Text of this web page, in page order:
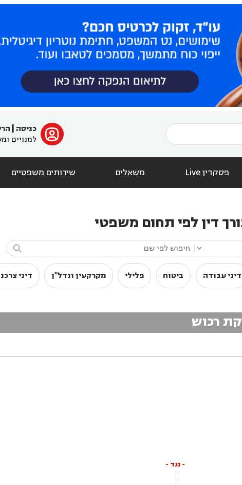
ﱐ כניסה
למנויים
פסקדין Live משאלים שירותים משפטיים
דין לפי תחום משפטי

דיני עבודה ביטוח פלילי מקרקעין ונדל"ן דיני
רכוש
- נגד -